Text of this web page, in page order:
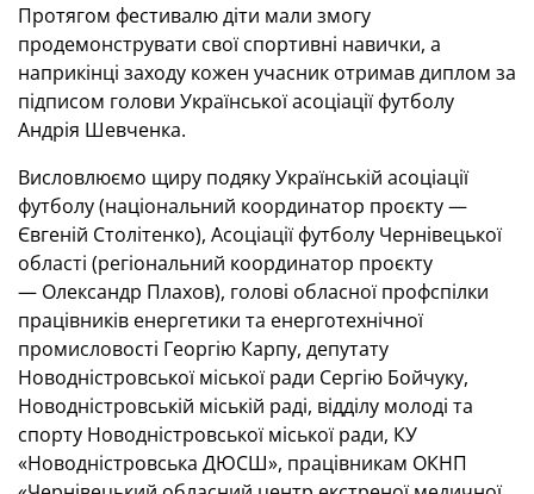
Протягом фестивалю діти мали змогу
продемонструвати свої спортивні навички, а
наприкінці заходу кожен учасник отримав диплом за
підписом голови Української асоціації футболу
Андрія Шевченка.
Висловлюємо щиру подяку Українській асоціації
футболу (національний координатор проєкту —
Євгеній Столітенко), Асоціації футболу Чернівецької
області (регіональний координатор проєкту
— Олександр Плахов), голові обласної профспілки
працівників енергетики та енерготехнічної
промисловості Георгію Карпу, депутату
Новодністровської міської ради Сергію Бойчуку,
Новодністровській міській раді, відділу молоді та
спорту Новодністровської міської ради, КУ
«Новодністровська ДЮСШ», працівникам ОКНП